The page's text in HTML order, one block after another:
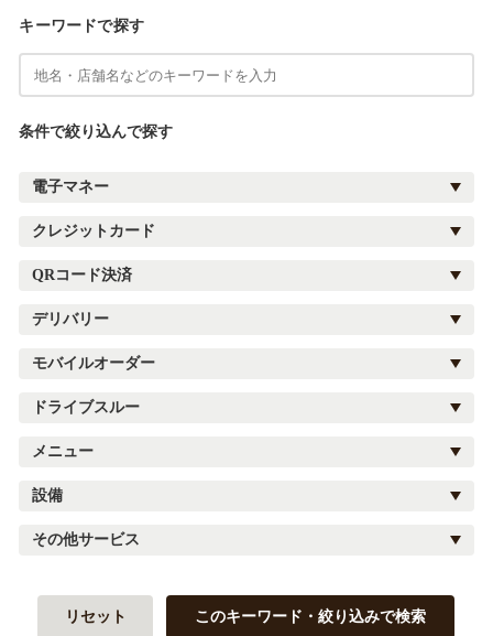
キーワードで探す
条件で絞り込んで探す
電子マネー
クレジットカード
QRコード決済
デリバリー
モバイルオーダー
ドライブスルー
メニュー
設備
その他サービス
リセット このキーワード・絞り込みで検索